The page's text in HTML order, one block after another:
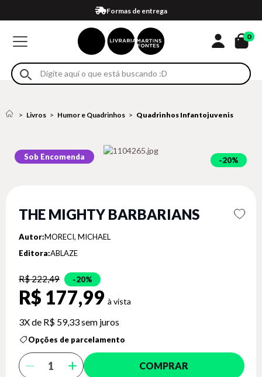
Formas de entrega
Compra 100% segura
Em até 4x sem juros no cartão*
Retire na loja
Eventos
0
Livros Humor e Quadrinhos Quadrinhos Infantojuvenis
Sob Encomenda 20%
THE MIGHTY BARBARIANS
Autor:MORECI, MICHAEL
Editora:ABLAZE
R$ 222,49 20%
R$ 177,99
3X de R$ 59,33sem juros
Opções de parcelamento
COMPRAR